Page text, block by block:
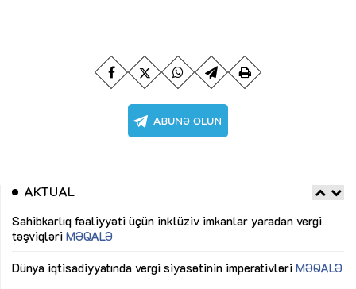
AKTUAL
Sahibkarlıq fəaliyyəti üçün inklüziv imkanlar yaradan vergi
təşviqləri MƏQALƏ
Dünya iqtisadiyyatında vergi siyasətinin imperativləri MƏQALƏ